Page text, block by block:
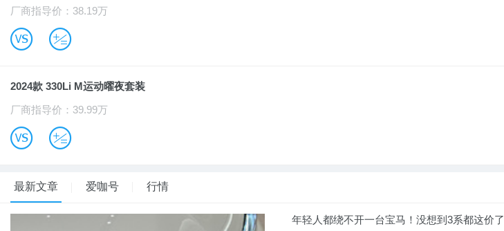
厂商指导价：38.19万
B u
2024款 330Li M运动曜夜套装
厂商指导价：39.99万
B u
最新文章 爱咖号 行情
年轻人都绕不开一台宝马！没想到3系都这价了